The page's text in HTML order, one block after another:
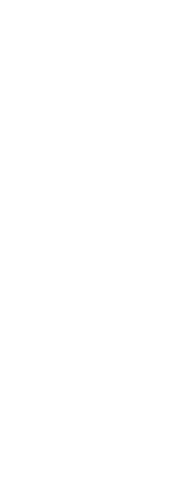
式。 讓您購物簡單